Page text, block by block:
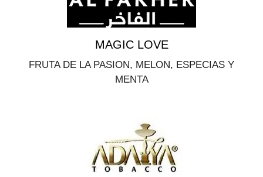
MAGIC LOVE
FRUTA DE LA PASION, MELON, ESPECIAS Y
MENTA